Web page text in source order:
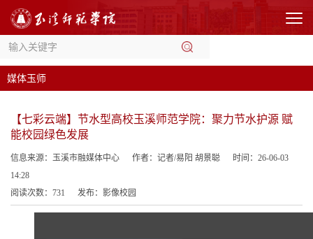
媒体玉师
【七彩云端】节水型高校玉溪师范学院：聚力节水护源 赋
能校园绿色发展
信息来源：玉溪市融媒体中心 作者：记者/易阳 胡景聪
时间：26-06-03
14:28
阅读次数： 731 发布：影像校园